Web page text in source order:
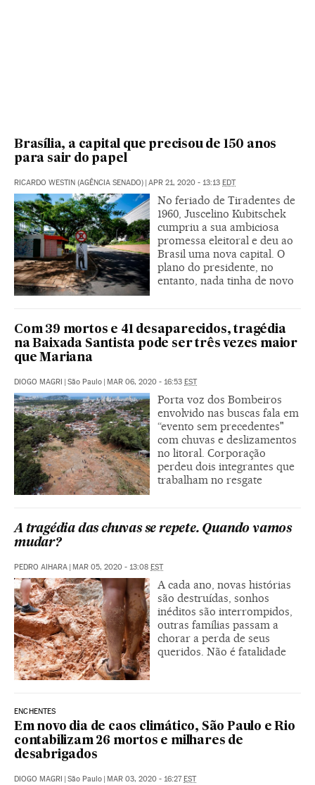
Brasília, a capital que precisou de 150 anos
para sair do papel
RICARDO WESTIN (AGÊNCIA SENADO) | APR 21, 2020 - 13:13 EDT
No feriado de Tiradentes de
1960, Juscelino Kubitschek
cumpriu a sua ambiciosa
promessa eleitoral e deu ao
Brasil uma nova capital. O
plano do presidente, no
entanto, nada tinha de novo
Com 39 mortos e 41 desaparecidos, tragédia
na Baixada Santista pode ser três vezes maior
que Mariana
DIOGO MAGRI | São Paulo | MAR 06, 2020 - 16:53 EST
Porta voz dos Bombeiros
envolvido nas buscas fala em
“evento sem precedentes"
com chuvas e deslizamentos
no litoral. Corporação
perdeu dois integrantes que
trabalham no resgate
A tragédia das chuvas se repete. Quando vamos
mudar?
PEDRO AIHARA | MAR 05, 2020 - 13:08 EST
A cada ano, novas histórias
são destruídas, sonhos
inéditos são interrompidos,
outras famílias passam a
chorar a perda de seus
queridos. Não é fatalidade
ENCHENTES
Em novo dia de caos climático, São Paulo e Rio
contabilizam 26 mortos e milhares de
desabrigados
DIOGO MAGRI | São Paulo | MAR 03, 2020 - 16:27EST